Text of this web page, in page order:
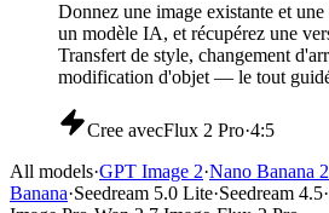
Donnez une image existante et
un modèle IA, et récupérez une
Transfert de style, changement
modification d'objet — le tout
Cree avecFlux 2 Pro·4:5
All models·GPT Image 2·Nano Banana 2
Banana·Seedream 5.0 Lite·Seedream 4.5·